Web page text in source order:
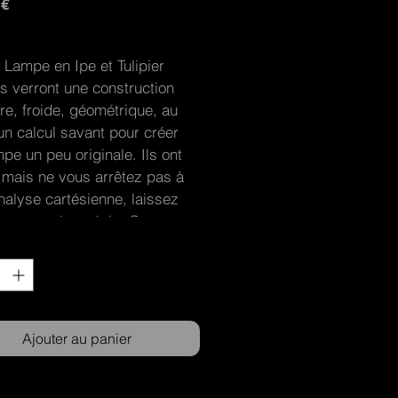
Lampe en Ipe et Tulipier
verront une construction
froide, géométrique, au
calcul savant pour créer
un peu originale. Ils ont
ne vous arrêtez pas à
cartésienne, laissez
par la poésie. Ce
incliné vers le sol, en
respect. L’éclairage,
aspect. Avec ses formes
à la fois massives et
Ajouter au panier